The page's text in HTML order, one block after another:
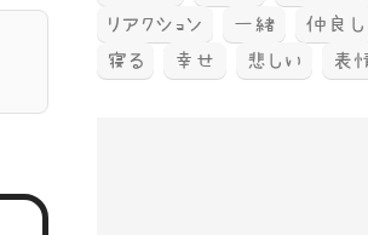
リアクション
一緒 仲良し
寝る
幸せ 悲しい 表